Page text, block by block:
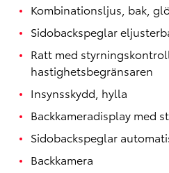
Kombinationsljus, bak,
Sidobackspeglar
Ratt med
hastighetsbegränsaren
Insynsskydd, hylla
Backkameradisplay med
Sidobackspeglar
Backkamera